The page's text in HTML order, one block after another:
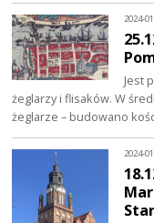
2024-
Jest
żeglarzy i flisaków. W
żeglarze – budowano
2024-